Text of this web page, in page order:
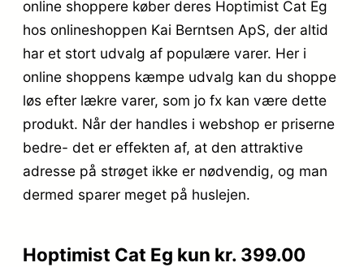
online shoppere køber deres Hoptimist Cat Eg
hos onlineshoppen Kai Berntsen ApS, der altid
har et stort udvalg af populære varer. Her i
online shoppens kæmpe udvalg kan du shoppe
løs efter lækre varer, som jo fx kan være dette
produkt. Når der handles i webshop er priserne
bedre- det er effekten af, at den attraktive
adresse på strøget ikke er nødvendig, og man
dermed sparer meget på huslejen.
Hoptimist Cat Eg kun kr. 399.00